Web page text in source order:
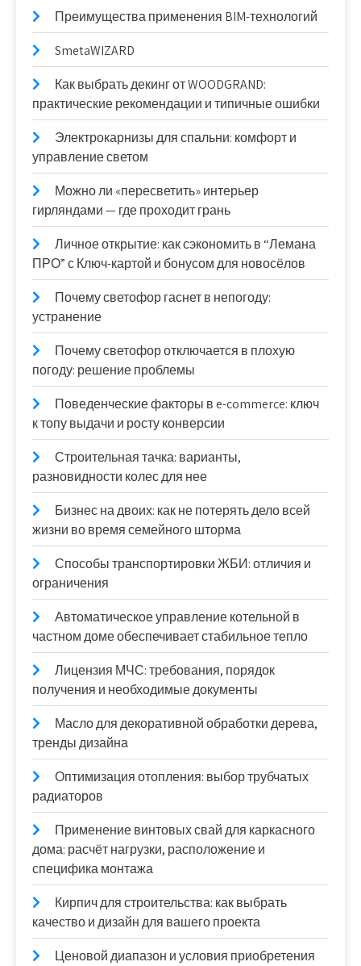
Преимущества применения BIM-технологий
SmetaWIZARD
Как выбрать декинг от WOODGRAND:
практические рекомендации и типичные ошибки
Электрокарнизы для спальни: комфорт и
управление светом
Можно ли «пересветить» интерьер
гирляндами — где проходит грань
Личное открытие: как сэкономить в “Лемана
ПРО” с Ключ-картой и бонусом для новосёлов
Почему светофор гаснет в непогоду:
устранение
Почему светофор отключается в плохую
погоду: решение проблемы
Поведенческие факторы в e-commerce: ключ
к топу выдачи и росту конверсии
Строительная тачка: варианты,
разновидности колес для нее
Бизнес на двоих: как не потерять дело всей
жизни во время семейного шторма
Способы транспортировки ЖБИ: отличия и
ограничения
Автоматическое управление котельной в
частном доме обеспечивает стабильное тепло
Лицензия МЧС: требования, порядок
получения и необходимые документы
Масло для декоративной обработки дерева,
тренды дизайна
Оптимизация отопления: выбор трубчатых
радиаторов
Применение винтовых свай для каркасного
дома: расчёт нагрузки, расположение и
специфика монтажа
Кирпич для строительства: как выбрать
качество и дизайн для вашего проекта
Ценовой диапазон и условия приобретения